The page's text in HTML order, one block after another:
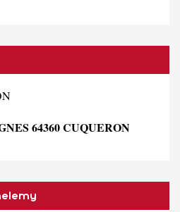
64360 CUQUERON